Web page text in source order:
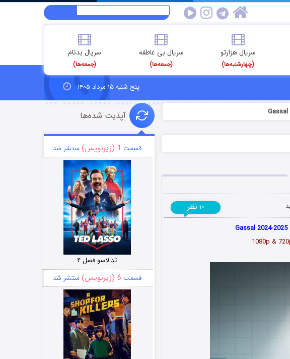
سریال هزارتو
(چهارشنبه‌ها)
سریال بی عاطفه
(جمعه‌ها)
سریال بدنام
(جمعه‌ها)
پنج شنبه ۱۵ مرداد ۱۴۰۵
۱۰ نظر
آپدیت شده‌ها
قسمت 1 (زیرنویس) منتشر شد
تد لاسو فصل ۴
قسمت 6 (زیرنویس) منتشر شد